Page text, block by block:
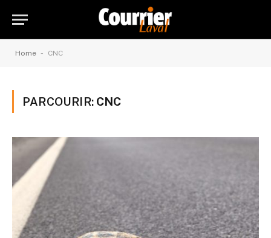
Home - CNC
PARCOURIR: CNC